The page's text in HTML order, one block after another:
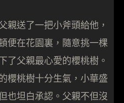
親送了一把小斧頭給他，
便在花園裏，隨意挑一棵
了父親最心愛的櫻桃樹。
櫻桃樹十分生氣，小華盛
也坦白承認。父親不但沒